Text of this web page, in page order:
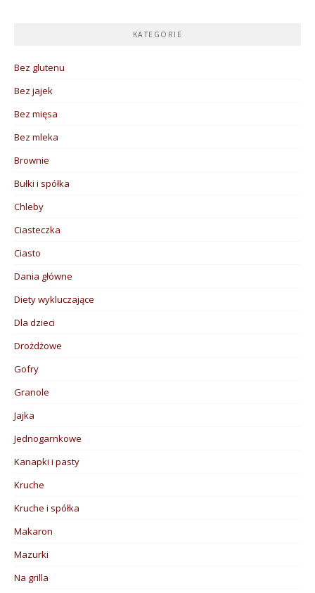
KATEGORIE
Bez glutenu
Bez jajek
Bez mięsa
Bez mleka
Brownie
Bułki i spółka
Chleby
Ciasteczka
Ciasto
Dania główne
Diety wykluczające
Dla dzieci
Drożdżowe
Gofry
Granole
Jajka
Jednogarnkowe
Kanapki i pasty
Kruche
Kruche i spółka
Makaron
Mazurki
Na grilla